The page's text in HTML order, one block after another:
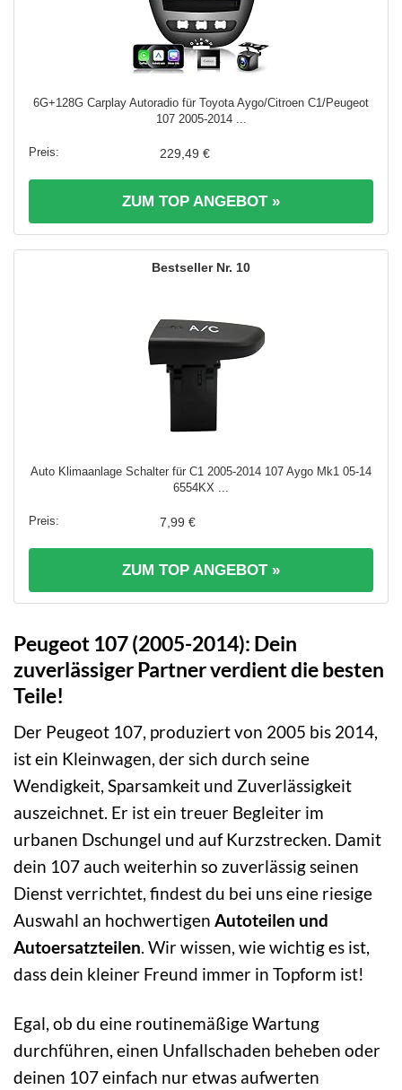
6G+128G Carplay Autoradio für Toyota Aygo/Citroen C1/Peugeot
107 2005-2014 ...
229,49 €
ZUM TOP ANGEBOT »
10
Auto Klimaanlage Schalter für C1 2005-2014 107 Aygo Mk1 05-14
6554KX ...
7,99 €
ZUM TOP ANGEBOT »
Peugeot 107 (2005-2014): Dein
zuverlässiger Partner verdient die besten
Teile!
Der Peugeot 107, produziert von 2005 bis 2014,
ist ein Kleinwagen, der sich durch seine
Wendigkeit, Sparsamkeit und Zuverlässigkeit
auszeichnet. Er ist ein treuer Begleiter im
urbanen Dschungel und auf Kurzstrecken. Damit
dein 107 auch weiterhin so zuverlässig seinen
Dienst verrichtet, findest du bei uns eine riesige
Auswahl an hochwertigen Autoteilen und
Autoersatzteilen. Wir wissen, wie wichtig es ist,
dass dein kleiner Freund immer in Topform ist!
Egal, ob du eine routinemäßige Wartung
durchführen, einen Unfallschaden beheben oder
deinen 107 einfach nur etwas aufwerten